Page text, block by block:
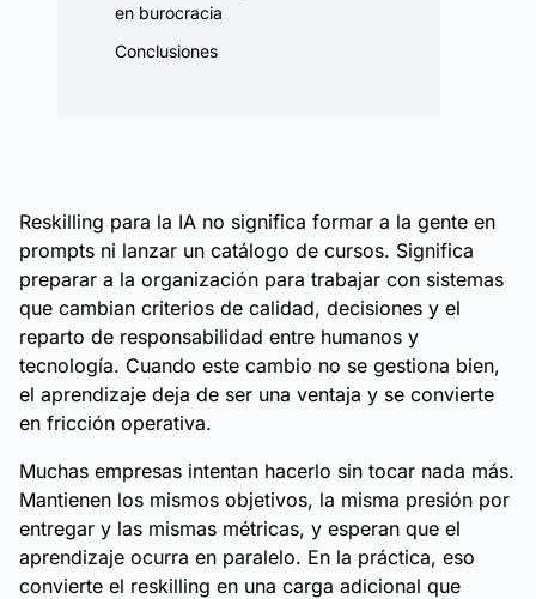
en burocracia
Conclusiones
Reskilling para la IA no significa formar a la gente en
prompts ni lanzar un catálogo de cursos. Significa
preparar a la organización para trabajar con sistemas
que cambian criterios de calidad, decisiones y el
reparto de responsabilidad entre humanos y
tecnología. Cuando este cambio no se gestiona bien,
el aprendizaje deja de ser una ventaja y se convierte
en fricción operativa.
Muchas empresas intentan hacerlo sin tocar nada más.
Mantienen los mismos objetivos, la misma presión por
entregar y las mismas métricas, y esperan que el
aprendizaje ocurra en paralelo. En la práctica, eso
convierte el reskilling en una carga adicional que